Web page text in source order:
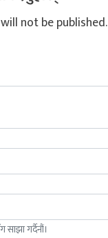
not be published.
गर्दैनौं।